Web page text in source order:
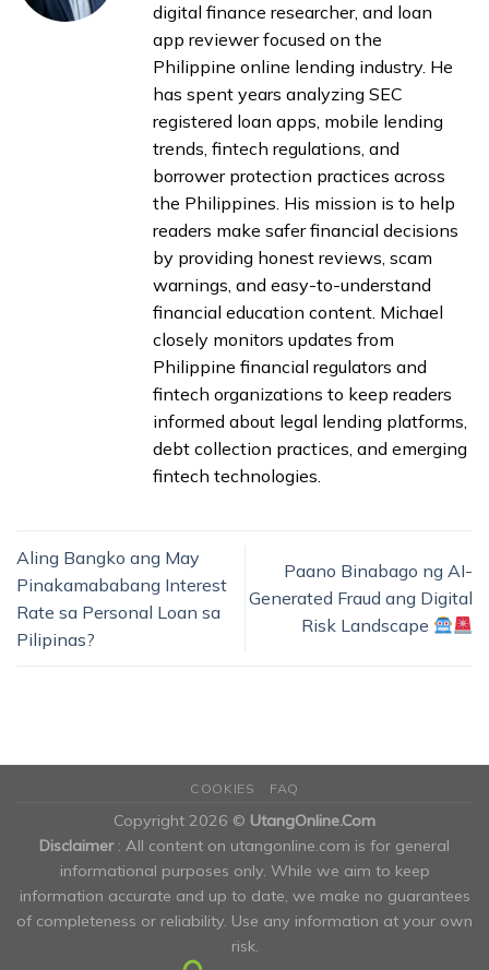
digital finance researcher, and loan
app reviewer focused on the
Philippine online lending industry. He
has spent years analyzing SEC
registered loan apps, mobile lending
trends, fintech regulations, and
borrower protection practices across
the Philippines. His mission is to help
readers make safer financial decisions
by providing honest reviews, scam
warnings, and easy-to-understand
financial education content. Michael
closely monitors updates from
Philippine financial regulators and
fintech organizations to keep readers
informed about legal lending platforms,
debt collection practices, and emerging
fintech technologies.
Aling Bangko ang May
Pinakamababang Interest
Rate sa Personal Loan sa
Pilipinas?
Paano Binabago ng AI-
Generated Fraud ang Digital
Risk Landscape
COOKIES FAQ
Copyright 2026 © UtangOnline.Com
Disclaimer : All content on utangonline.com is for general
informational purposes only. While we aim to keep
information accurate and up to date, we make no guarantees
of completeness or reliability. Use any information at your own
risk.